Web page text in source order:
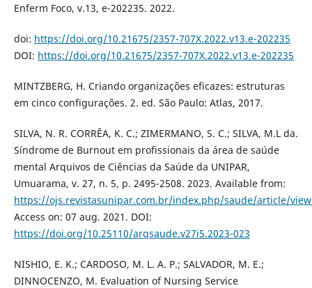
Enferm Foco, v.13, e-202235. 2022.
doi: https://doi.org/10.21675/2357-707X.2022.v13.e-202235
DOI: https://doi.org/10.21675/2357-707X.2022.v13.e-202235
MINTZBERG, H. Criando organizações eficazes: estruturas
em cinco configurações. 2. ed. São Paulo: Atlas, 2017.
SILVA, N. R. CORRÊA, K. C.; ZIMERMANO, S. C.; SILVA, M.L da.
Síndrome de Burnout em profissionais da área de saúde
mental Arquivos de Ciências da Saúde da UNIPAR,
Umuarama, v. 27, n. 5, p. 2495-2508. 2023. Available from:
https://ojs.revistasunipar.com.br/index.php/saude/article/
Access on: 07 aug. 2021. DOI:
https://doi.org/10.25110/arqsaude.v27i5.2023-023
NISHIO, E. K.; CARDOSO, M. L. A. P.; SALVADOR, M. E.;
DINNOCENZO, M. Evaluation of Nursing Service